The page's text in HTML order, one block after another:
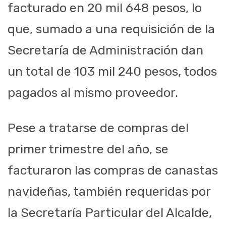
facturado en 20 mil 648 pesos, lo
que, sumado a una requisición de la
Secretaría de Administración dan
un total de 103 mil 240 pesos, todos
pagados al mismo proveedor.
Pese a tratarse de compras del
primer trimestre del año, se
facturaron las compras de canastas
navideñas, también requeridas por
la Secretaría Particular del Alcalde,